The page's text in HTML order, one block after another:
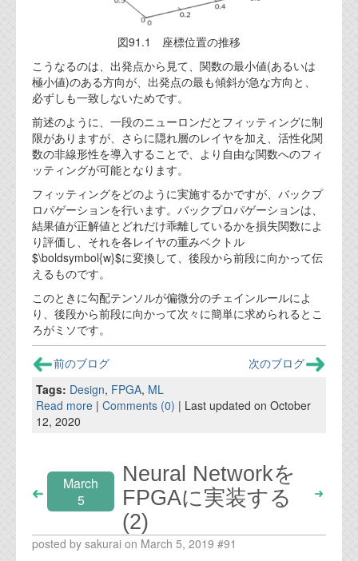
図91.1 座標位置の推移
こうなるのは、出発点から見て、関数の最小値(あるいは
極小値)のある方向が、出発点の最も傾斜が急な方向と、
必ずしも一致しないためです。
前述のように、一段のニューロンだとフィッティングに制
限がありますが、さらに隠れ層のレイヤを加え、活性化関
数の非線形性を導入することで、より自由な関数へのフィ
ッティングが可能となります。
フィッティングをどのように実施するかですが、バックプ
ロパゲーションを行います。バックプロパゲーションは、
結果値が正解値とどれだけ乖離しているかを損失関数によ
り評価し、それを各レイヤの重みベクトル
$\boldsymbol{w}$に変換して、後段から前段に向かって伝
えるものです。
このときに勾配テンソルが偏微分のチェインルールによ
り、後段から前段に向かって次々に簡単に求められるとこ
ろがミソです。
前のブログ
次のブログ
Tags: Design, FPGA, ML
Read more | Comments (0) | Last updated on October
12, 2020
March
5
Neural Networkを
FPGAに実装する
(2)
posted by sakurai on March 5, 2019 #91